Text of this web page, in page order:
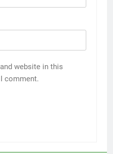
website in this
comment.